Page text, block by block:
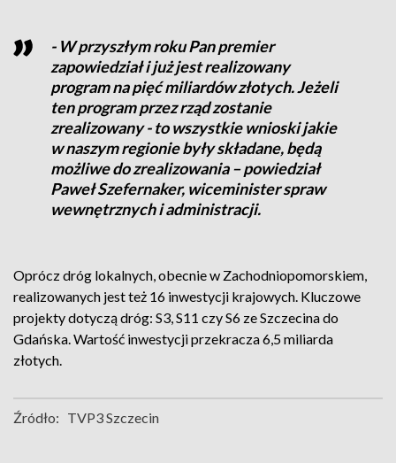
- W przyszłym roku Pan premier
zapowiedział i już jest realizowany
program na pięć miliardów złotych. Jeżeli
ten program przez rząd zostanie
zrealizowany - to wszystkie wnioski jakie
w naszym regionie były składane, będą
możliwe do zrealizowania – powiedział
Paweł Szefernaker, wiceminister spraw
wewnętrznych i administracji.
Oprócz dróg lokalnych, obecnie w Zachodniopomorskiem,
realizowanych jest też 16 inwestycji krajowych. Kluczowe
projekty dotyczą dróg: S3, S11 czy S6 ze Szczecina do
Gdańska. Wartość inwestycji przekracza 6,5 miliarda
złotych.
Źródło: TVP3 Szczecin